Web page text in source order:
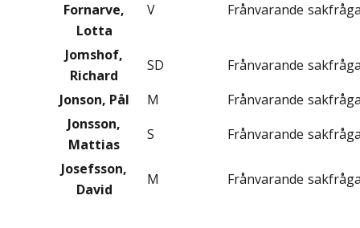
Fornarve,
Lotta
V Frånvarande
Jomshof,
Richard
SD Frånvarande
Jonson, Pål
M Frånvarande
Jonsson,
Mattias
S Frånvarande
Josefsson,
David
M Frånvarande